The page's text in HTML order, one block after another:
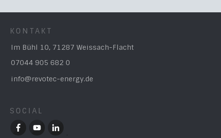
KONTAKT
Im Bühl 10, 71287 Weissach-Flacht
07044 905 682 0
info@revotec-energy.de
SOCIAL